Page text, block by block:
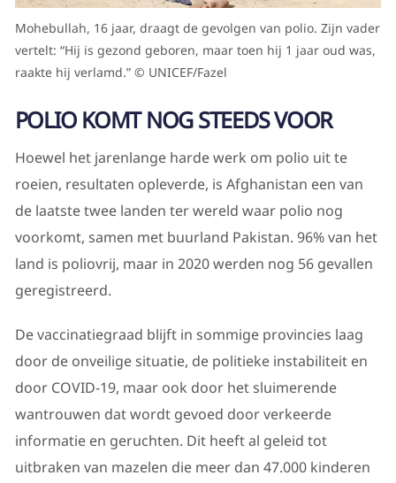
Mohebullah, 16 jaar, draagt de gevolgen van polio. Zijn vader
vertelt: “Hij is gezond geboren, maar toen hij 1 jaar oud was,
raakte hij verlamd.” © UNICEF/Fazel
POLIO KOMT NOG STEEDS VOOR
Hoewel het jarenlange harde werk om polio uit te
roeien, resultaten opleverde, is Afghanistan een van
de laatste twee landen ter wereld waar polio nog
voorkomt, samen met buurland Pakistan. 96% van het
land is poliovrij, maar in 2020 werden nog 56 gevallen
geregistreerd.
De vaccinatiegraad blijft in sommige provincies laag
door de onveilige situatie, de politieke instabiliteit en
door COVID-19, maar ook door het sluimerende
wantrouwen dat wordt gevoed door verkeerde
informatie en geruchten. Dit heeft al geleid tot
uitbraken van mazelen die meer dan 47.000 kinderen